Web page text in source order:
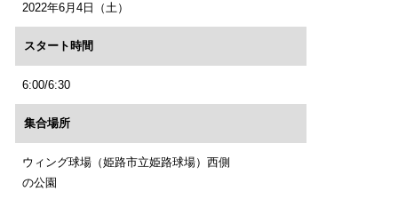
2022年6月4日（土）
スタート時間
6:00/6:30
集合場所
ウィング球場（姫路市立姫路球場）西側
の公園